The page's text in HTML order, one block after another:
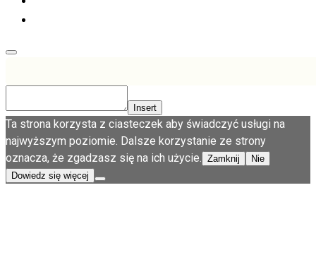
Insert
Ta strona korzysta z ciasteczek aby świadczyć usługi na
najwyższym poziomie. Dalsze korzystanie ze strony
oznacza, że zgadzasz się na ich użycie.
Zamknij
Nie
Dowiedz się więcej